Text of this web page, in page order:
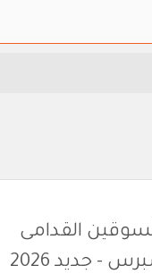
القدامى
- جديد 2026